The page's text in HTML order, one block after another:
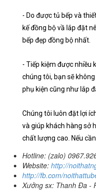
- Do được tủ bếp và
kế đồng bộ vầ lắp đặt
bếp đẹp đồng bộ nhất.
- Tiếp kiệm được nhiều
chúng tôi, bạn sẽ
phụ kiện cũng như lắp
Chúng tôi luôn đặt lợi
và giúp khách hàng sở
chất lượng cao. Nếu
Hotline: (zalo)
Website: http://
http://fb.com/
Xưởng sx: Thanh Đa -